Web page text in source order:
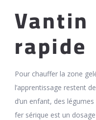
rapide
Pour chauffer la zone
l’apprentissage restent
d’un enfant, des
fer sérique est un